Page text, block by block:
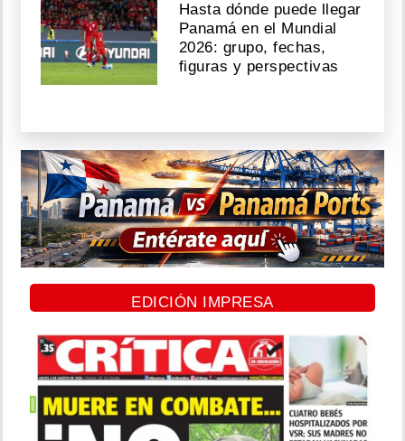
Hasta dónde puede llegar
Panamá en el Mundial
2026: grupo, fechas,
figuras y perspectivas
EDICIÓN IMPRESA